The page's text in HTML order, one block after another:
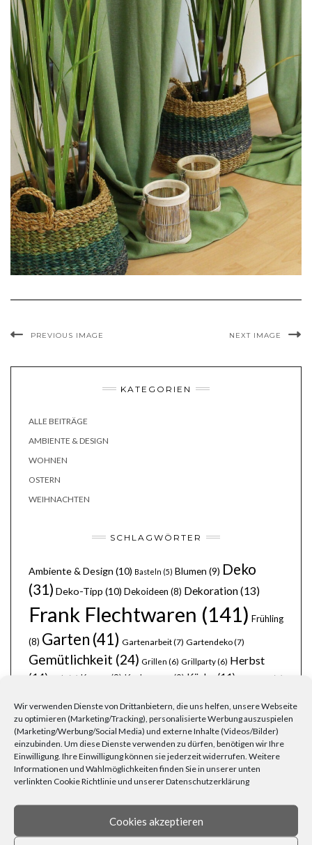
Wir verwenden Dienste von Drittanbietern, die uns helfen, unsere Webseite
zu optimieren (Marketing/Tracking), personalisierte Werbung auszuspielen
(Marketing/Werbung/Social Media) und externe Inhalte (Videos/Bilder)
einzubinden. Um diese Dienste verwenden zu dürfen, benötigen wir Ihre
Einwilligung. Ihre Einwilligung können sie jederzeit widerrufen. Weitere
Informationen und Wahlmöglichkeiten finden Sie in unserer unten
verlinkten Cookie Richtlinie und unserer Datenschutzerklärung
Cookies akzeptieren
PREVIOUS IMAGE NEXT IMAGE
KATEGORIEN
ALLE BEITRÄGE
AMBIENTE & DESIGN
WOHNEN
OSTERN
WEIHNACHTEN
SCHLAGWÖRTER
Ambiente & Design (10) Basteln (5) Blumen (9) Deko
(31) Deko-Tipp (10) Dekoideen (8) Dekoration(13)
Frank Flechtwaren (141) Frühling
(8) Garten (41) Gartenarbeit(7) Gartendeko(7)
Gemütlichkeit (24) Grillen (6) Grillparty(6) Herbst
(14)
Holz (6) Kerzen (8) Korbwaren (9) Körbe (11) (6)
(6) Naturmaterialien (6) Ordnung(8) Osterfest(6) Osterhase (6)
Ostern(9)Party(13)Pflanzen(19) Rattan(5) Rezepte(7)
schöner Garten(10) Silvester(6) stimmungsvoll(8)
Tischdecken (6) Weihnachten(22)Wohnen(25)
Wärme(6) Zuhause(23) Übertöpfe (6)